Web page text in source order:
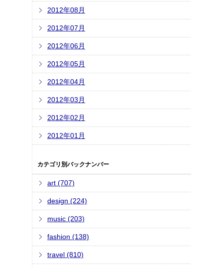
2012年08月
2012年07月
2012年06月
2012年05月
2012年04月
2012年03月
2012年02月
2012年01月
カテゴリ別バックナンバー
art (707)
design (224)
music (203)
fashion (138)
travel (810)